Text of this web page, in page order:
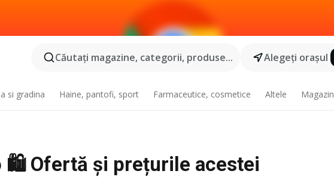
Căutaţi magazine, categorii, produse...
Alegeţi oraşul
si gradina Haine, pantofi, sport Farmaceutice, cosmetice Altele Magazin
🛍️ Ofertă și prețurile acestei